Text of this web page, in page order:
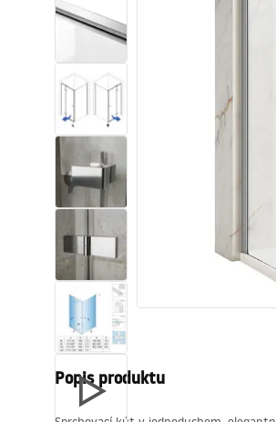
Sanitárna keramika
Umývadlá
Vaňa so zástenou
Batérie
Sprchy
Kuchyňa
Kúpeľňové doplnky a nábytok
Popis produktu